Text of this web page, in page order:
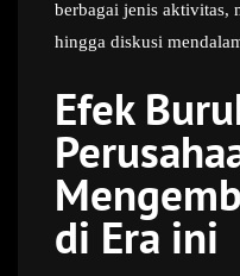
berbagai jenis aktivitas,
hingga diskusi
Efek
di Era ini